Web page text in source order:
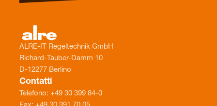
ALRE-IT Regeltechnik GmbH
Richard-Tauber-Damm 10
D-12277 Berlino
Contatti
Telefono: +49 30 399 84-0